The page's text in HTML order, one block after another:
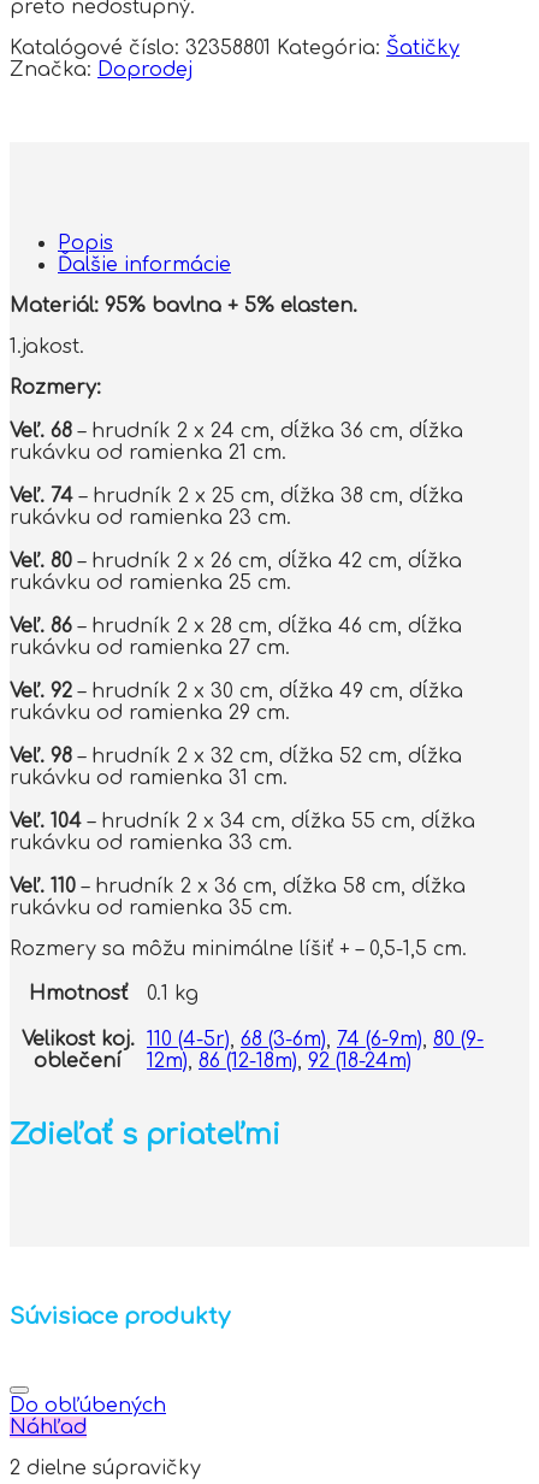
preto nedostupný.
Katalógové číslo: 32358801 Kategória: Šatičky
Značka: Doprodej
Popis
Ďalšie informácie
Materiál: 95% bavlna + 5% elasten.
1.jakost.
Rozmery:
Veľ. 68– hrudník 2 x 24 cm, dĺžka 36 cm, dĺžka
rukávku od ramienka 21 cm.
Veľ. 74– hrudník 2 x 25 cm, dĺžka 38 cm, dĺžka
rukávku od ramienka 23 cm.
Veľ. 80– hrudník 2 x 26 cm, dĺžka 42 cm, dĺžka
rukávku od ramienka 25 cm.
Veľ. 86– hrudník 2 x 28 cm, dĺžka 46 cm, dĺžka
rukávku od ramienka 27 cm.
Veľ. 92– hrudník 2 x 30 cm, dĺžka 49 cm, dĺžka
rukávku od ramienka 29 cm.
Veľ. 98– hrudník 2 x 32 cm, dĺžka 52 cm, dĺžka
rukávku od ramienka 31 cm.
Veľ. 104– hrudník 2 x 34 cm, dĺžka 55 cm, dĺžka
rukávku od ramienka 33 cm.
Veľ. 110– hrudník 2 x 36 cm, dĺžka 58 cm, dĺžka
rukávku od ramienka 35 cm.
Rozmery sa môžu minimálne líšiť + – 0,5-1,5 cm.
Hmotnosť 0.1 kg
Velikost koj.
oblečení
110 (4-5r), 68 (3-6m), 74 (6-9m), 80 (9-
12m), 86 (12-18m), 92 (18-24m)
Zdieľať s priateľmi
Súvisiace produkty
Do obľúbených
Náhľad
2 dielne súpravičky